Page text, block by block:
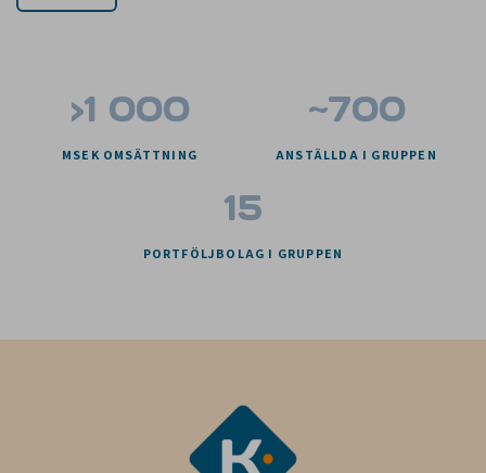
>1 000
MSEK OMSÄTTNING
~700
ANSTÄLLDA I GRUPPEN
15
PORTFÖLJBOLAG I GRUPPEN